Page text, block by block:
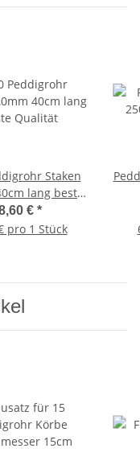
Staken
lang beste
€ *
pro 1 Stück